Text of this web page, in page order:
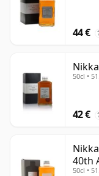
44 €
50cl •
42 €
40th
50cl •